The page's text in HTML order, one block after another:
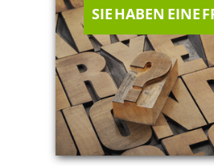
SIE HABEN EINE